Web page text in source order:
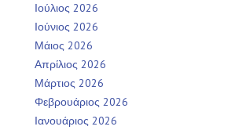
Ιούλιος 2026
Ιούνιος 2026
Μάιος 2026
Απρίλιος 2026
Μάρτιος 2026
Φεβρουάριος 2026
Ιανουάριος 2026